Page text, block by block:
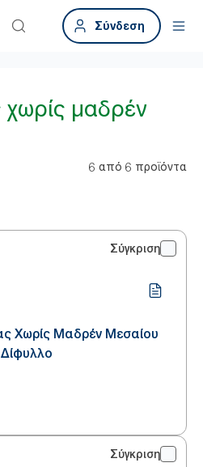
Σύνδεση
χωρίς μαδρέν
6 από 6 προϊόντα
Σύγκριση
Χωρίς Μαδρέν Μεσαίου
Σύγκριση